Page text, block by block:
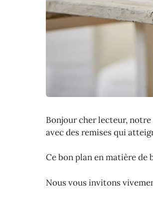
Bonjour cher lecteur, notre
avec des remises qui
Ce bon plan en matière de
Nous vous invitons